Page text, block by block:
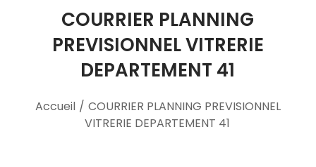
COURRIER PLANNING
PREVISIONNEL VITRERIE
DEPARTEMENT 41
Accueil / COURRIER PLANNING PREVISIONNEL
VITRERIE DEPARTEMENT 41